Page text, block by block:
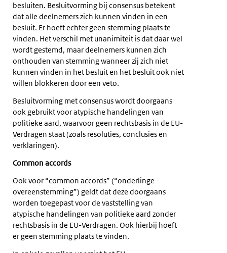
besluiten. Besluitvorming bij consensus betekent
dat alle deelnemers zich kunnen vinden in een
besluit. Er hoeft echter geen stemming plaats te
vinden. Het verschil met unanimiteit is dat daar wel
wordt gestemd, maar deelnemers kunnen zich
onthouden van stemming wanneer zij zich niet
kunnen vinden in het besluit en het besluit ook niet
willen blokkeren door een veto.
Besluitvorming met consensus wordt doorgaans
ook gebruikt voor atypische handelingen van
politieke aard, waarvoor geen rechtsbasis in de EU-
Verdragen staat (zoals resoluties, conclusies en
verklaringen).
Common accords
Ook voor “common accords” (“onderlinge
overeenstemming”) geldt dat deze doorgaans
worden toegepast voor de vaststelling van
atypische handelingen van politieke aard zonder
rechtsbasis in de EU-Verdragen. Ook hierbij hoeft
er geen stemming plaats te vinden.